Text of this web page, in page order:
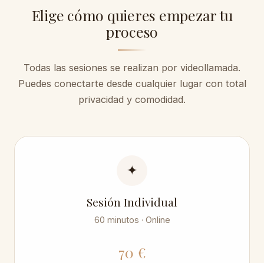
Elige cómo quieres empezar tu
proceso
Todas las sesiones se realizan por videollamada.
Puedes conectarte desde cualquier lugar con total
privacidad y comodidad.
✦
Sesión Individual
60 minutos · Online
70 €